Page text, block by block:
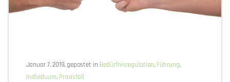
Januar 7, 2019, gepostet in Bedürfnisregulation, Führung,
Individuum, Praxisfall